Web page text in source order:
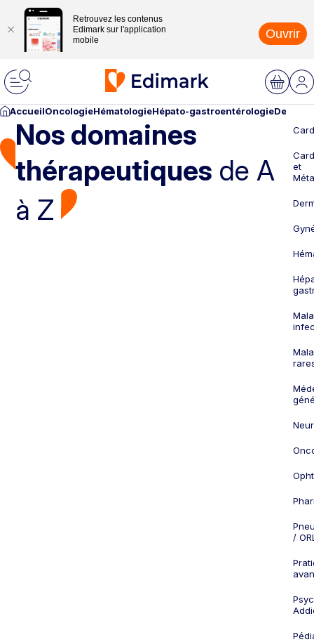
Retrouvez les contenus
Edimark sur l'application
mobile
Ouvrir
AccueilOncologieHématologieHépato-gastroentérologie
Nos domaines
thérapeutiques de A
à Z
et
/